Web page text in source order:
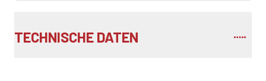
TECHNISCHE DATEN